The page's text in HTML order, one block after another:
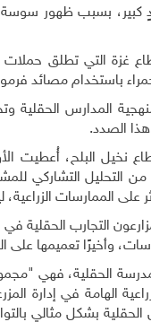
كبير، بسبب ظهور سوسة
غزة التي تطلق حملات
باستخدام مصائد
المدارس الحقلية
الصدد.
البلح، أُعطيت
من التحليل التشاركي
على الممارسات
التجارب الحقلية
وأخيرًا تعميمها على
الحقلية، فهي
الهامة في إدارة
الحقلية بشكل مثالي